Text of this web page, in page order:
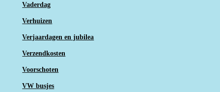
Vaderdag
Verhuizen
Verjaardagen en jubilea
Verzendkosten
Voorschoten
VW busjes